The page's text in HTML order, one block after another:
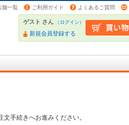
舗一覧 ご利用ガイド よくあるご質問
ゲスト さん （ログイン）
新規会員登録する
手続きへお進みください。